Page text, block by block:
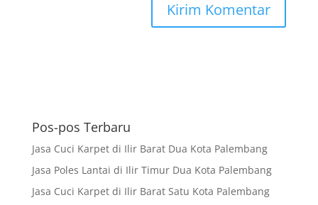
Pos-pos Terbaru
Jasa Cuci Karpet di Ilir Barat Dua Kota Palembang
Jasa Poles Lantai di Ilir Timur Dua Kota Palembang
Jasa Cuci Karpet di Ilir Barat Satu Kota Palembang